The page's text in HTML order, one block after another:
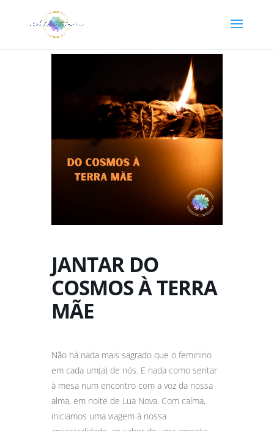
JANTAR DO
COSMOS À TERRA
MÃE
Não há nada mais sagrado que o feminino
em cada um(a) de nós. E nada como sentar
à mesa num encontro com a voz da nossa
alma, em noite de Lua Nova. Com calma,
iniciamos uma viagem à nossa